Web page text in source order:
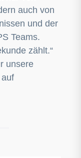
auch von
und der
Teams.
zählt.“
unsere